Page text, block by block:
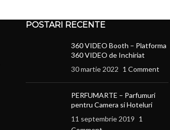
POSTARI RECENTE
360 VIDEO Booth – Platforma
360 VIDEO de Inchiriat
30 martie 2022 1 Comment
PERFUMARTE – Parfumuri
pentru Camera si Hoteluri
11 septembrie 2019 1